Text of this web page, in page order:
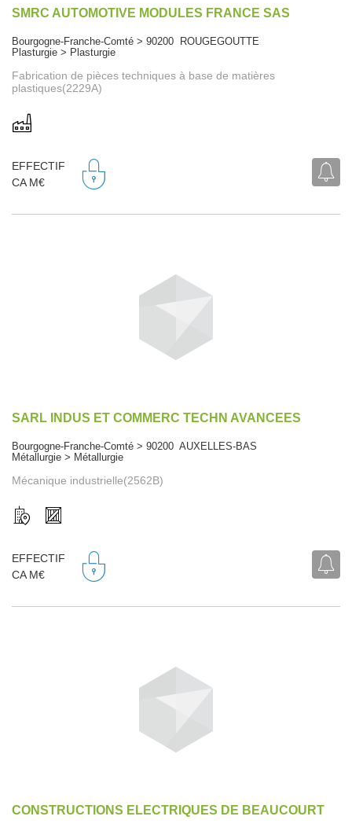
SMRC AUTOMOTIVE MODULES FRANCE SAS
Bourgogne-Franche-Comté > 90200 ROUGEGOUTTE
Plasturgie > Plasturgie
Fabrication de pièces techniques à base de matières
plastiques(2229A)
EFFECTIF
CA M€
SARL INDUS ET COMMERC TECHN AVANCEES
Bourgogne-Franche-Comté > 90200 AUXELLES-BAS
Métallurgie > Métallurgie
Mécanique industrielle(2562B)
EFFECTIF
CA M€
CONSTRUCTIONS ELECTRIQUES DE BEAUCOURT